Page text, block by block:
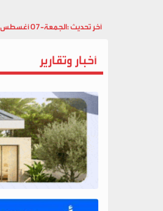
آخر تحديث :الجمعة-07 أغسطس 2026-02:27ص
أخبار وتقارير